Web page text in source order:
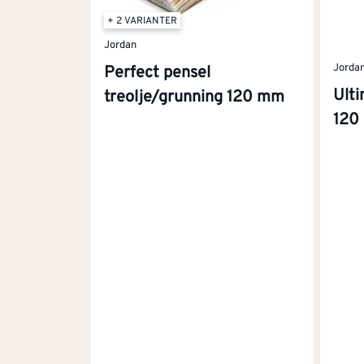
+ 2 VARIANTER
Jordan
Perfect pensel
treolje/grunning 120 mm
120